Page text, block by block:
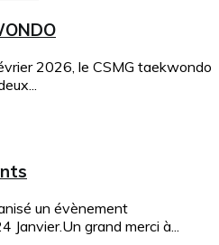
2026, le CSMG taekwondo
un évènement
Janvier.Un grand merci à...